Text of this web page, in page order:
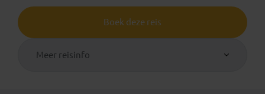
Boek deze reis
Meer reisinfo